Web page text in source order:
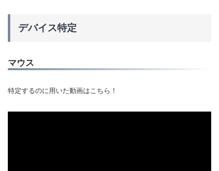
デバイス特定
マウス
特定するのに用いた動画はこちら！